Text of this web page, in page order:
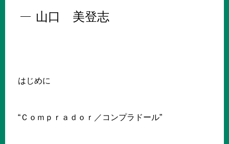
山口 美登志
はじめに
“Ｃｏｍｐｒａｄｏｒ／コンプラドール”